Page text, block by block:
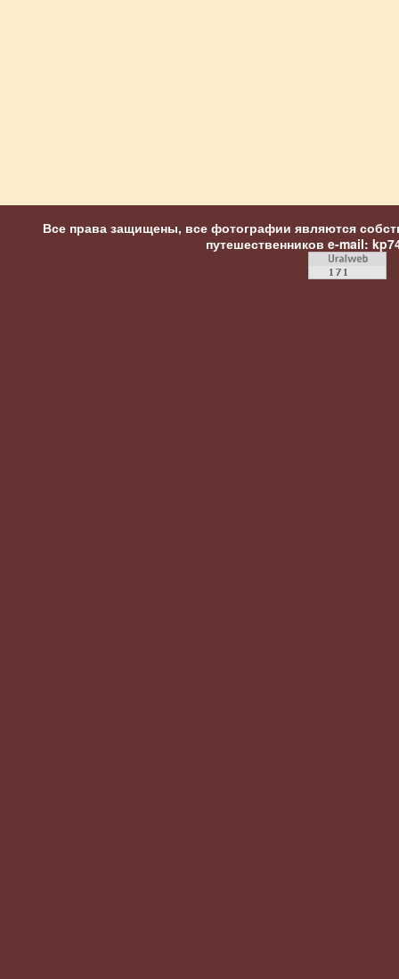
Все права защищены, все фотографии являются
путешественников e-mail: